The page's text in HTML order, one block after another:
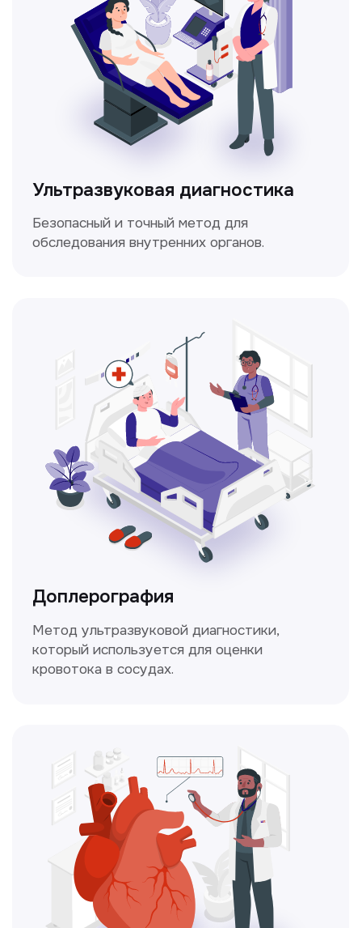
Консультация врачей
Это диагностика, рекомендации
вашего здоровья.
Электрокардиография
это комплексное обследование,
которое помогает оценить общее
состояние здоровья.